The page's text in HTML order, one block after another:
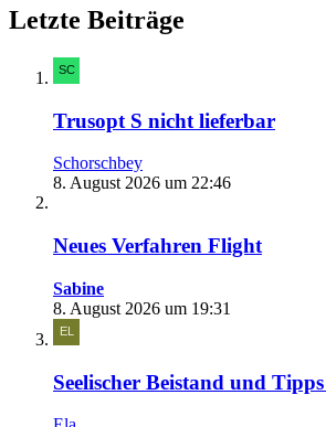
Letzte Beiträge
Trusopt S nicht lieferbar
Schorschbey
8. August 2026 um 22:46
Neues Verfahren Flight
Sabine
8. August 2026 um 19:31
Seelischer Beistand und